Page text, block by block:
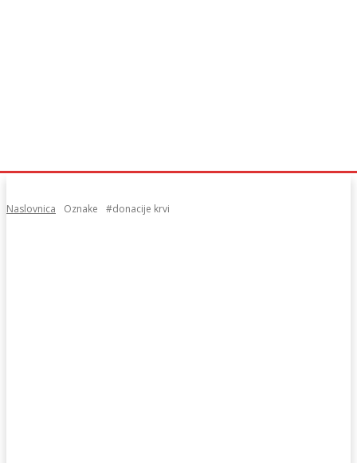
Naslovnica Oznake #donacije krvi